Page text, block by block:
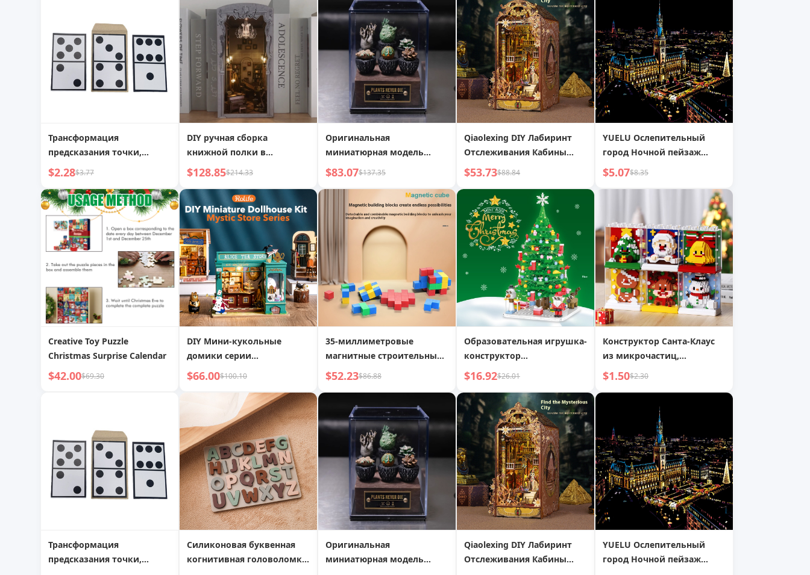
пособия, раннее
образование, трехмерная
буквенная головоломка
детская развивающая
игрушка
Трансформация
предсказания точки,
интерактивная магическая
игрушка, магический
реквизит
$2.28$3.77
DIY ручная сборка
книжной полки в
секретной фортепианной
комнате
$128.85$214.33
Оригинальная
миниатюрная модель
каудексного растения,
ручной работы из
хлопчатобумажного
шарика
$83.07$137.35
Qiaolexing DIY Лабиринт
Отслеживания Кабины
Креативные Ручная Работа
Взаимосвязанные
Трехмерные Орнаменты
Буккросс Модель День
Рождения Подарок
$53.73$88.84
YUELU Ослепительный
город Ночной пейзаж
Города Скретч-живопись
Творческая DIY Ручная
Работа Скретч-живопись
$5.07$8.35
Creative Toy Puzzle
Christmas Surprise Calendar
$42.00$69.30
DIY Мини-кукольные
домики серии
«Загадочные архивы»,
наборы для сцен, модели
$66.00$100.10
35-миллиметровые
магнитные строительные
блоки, волшебный куб,
магнитные квадраты,
детская развивающая
игрушка
$52.23$86.88
Образовательная игрушка-
конструктор
Рождественская елка:
Обратный отсчет
$16.92$26.01
Конструктор Санта-Клаус
из микрочастиц,
совместимый с LEGO,
сборные игрушки
$1.50$2.30
Трансформация
предсказания точки,
Силиконовая буквенная
когнитивная головоломка,
Оригинальная
миниатюрная модель
Qiaolexing DIY Лабиринт
Отслеживания Кабины
YUELU Ослепительный
город Ночной пейзаж